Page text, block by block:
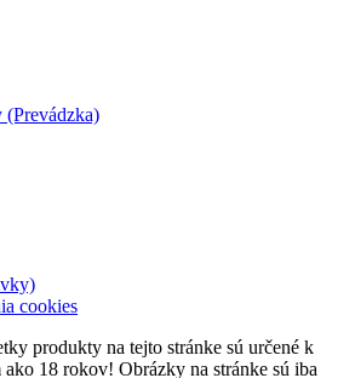
(Prevádzka)
cookies
produkty na tejto stránke sú určené k
ako 18 rokov! Obrázky na stránke sú iba